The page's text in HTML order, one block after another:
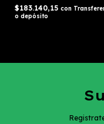
$183.140,15 con
o depósito